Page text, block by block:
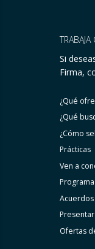
Si
Firma,
¿Qué
¿Qué
¿Cómo
Prácticas
Ven a
Ofertas